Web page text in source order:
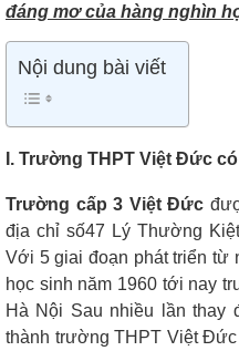
đáng mơ của hàng nghìn
Nội dung bài viết
I. Trường THPT Việt Đức
Trường cấp 3 Việt Đức
địa chỉ số47 Lý Thường
Với 5 giai đoạn phát triển từ
học sinh năm 1960 tới nay
Hà Nội Sau nhiều lần thay
thành trường THPT Việt